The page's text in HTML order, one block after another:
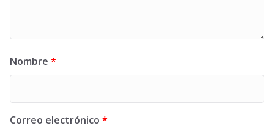
Nombre *
Correo electrónico *